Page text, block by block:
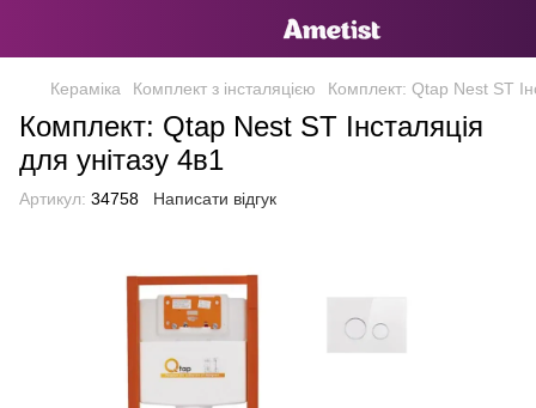
Кераміка Комплект з інсталяцією Комплект: Qtap Nest ST
Комплект: Qtap Nest ST Інсталяція
для унітазу 4в1
Артикул: 34758 Написати відгук